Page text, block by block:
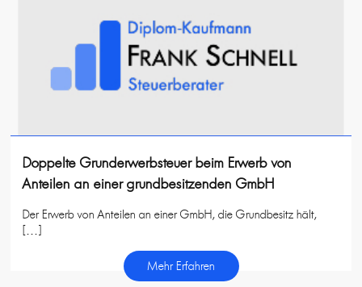
Doppelte Grunderwerbsteuer beim Erwerb von
Anteilen an einer grundbesitzenden GmbH
Der Erwerb von Anteilen an einer GmbH, die Grundbesitz hält,
[…]
Mehr Erfahren